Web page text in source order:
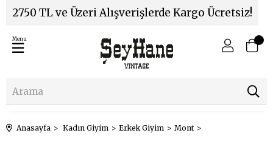
2750 TL ve Üzeri Alışverişlerde Kargo Ücretsiz!
Menu
Anasayfa Kadın Giyim Erkek Giyim Mont